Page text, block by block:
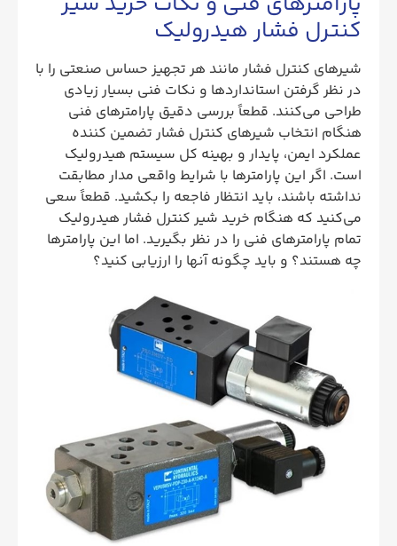
کنترل فشار هیدرولیک
شیرهای کنترل فشار مانند هر تجهیز حساس صنعتی را با
در نظر گرفتن استانداردها و نکات فنی بسیار زیادی
طراحی می‌کنند. قطعاً بررسی دقیق پارامترهای فنی
هنگام انتخاب شیرهای کنترل فشار تضمین کننده
عملکرد ایمن، پایدار و بهینه کل سیستم هیدرولیک
است. اگر این پارامترها با شرایط واقعی مدار مطابقت
نداشته باشند، باید انتظار فاجعه را بکشید. قطعاً سعی
می‌کنید که هنگام خرید شیر کنترل فشار هیدرولیک
تمام پارامترهای فنی را در نظر بگیرید. اما این پارامترها
چه هستند؟ و باید چگونه آنها را ارزیابی کنید؟